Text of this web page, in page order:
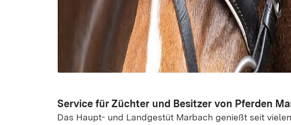
Service für Züchter und Besitzer von Pferden
Das Haupt- und Landgestüt Marbach genießt seit